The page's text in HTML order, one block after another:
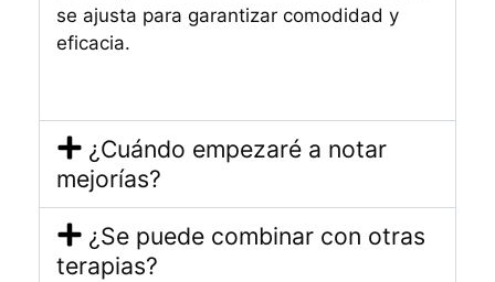
se ajusta para garantizar comodidad y
eficacia.
¿Cuándo empezaré a notar
mejorías?
¿Se puede combinar con otras
terapias?